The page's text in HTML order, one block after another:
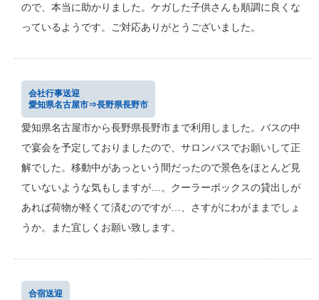
ので、本当に助かりました。ケガした子供さんも順調に良くな
っているようです。ご対応ありがとうございました。
会社行事送迎
愛知県名古屋市⇒長野県長野市
愛知県名古屋市から長野県長野市まで利用しました。バスの中
で宴会を予定しておりましたので、サロンバスでお願いして正
解でした。移動中があっという間だったので景色をほとんど見
ていないような気もしますが…。クーラーボックスの貸出しが
あれば荷物が軽くて済むのですが…、さすがにわがままでしょ
うか。また宜しくお願い致します。
合宿送迎